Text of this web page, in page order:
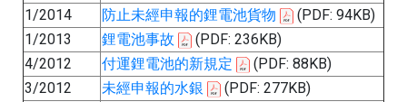
1/2014
防止未經申報的鋰電池貨物
(PDF: 94KB)
1/2013
鋰電池事故
(PDF: 236KB)
4/2012
付運鋰電池的新規定
(PDF: 88KB)
3/2012
未經申報的水銀
(PDF: 277KB)